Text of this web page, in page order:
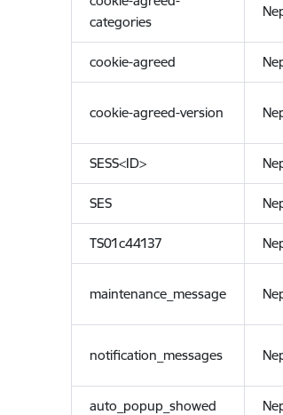
categories
cookie-agreed
cookie-agreed-version
SESS<ID>
SES
TS01c44137
maintenance_message
notification_messages
auto_popup_showed